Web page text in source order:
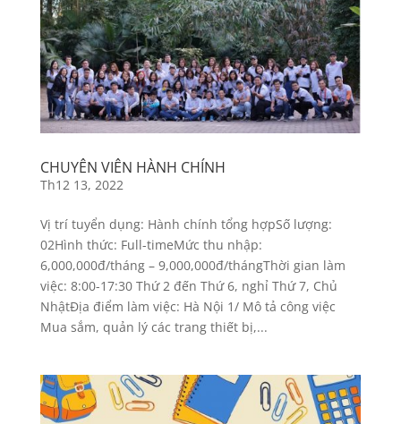
CHUYÊN VIÊN HÀNH CHÍNH
Th12 13, 2022
Vị trí tuyển dụng: Hành chính tổng hợpSố lượng:
02Hình thức: Full-timeMức thu nhập:
6,000,000đ/tháng – 9,000,000đ/thángThời gian làm
việc: 8:00-17:30 Thứ 2 đến Thứ 6, nghỉ Thứ 7, Chủ
NhậtĐịa điểm làm việc: Hà Nội 1/ Mô tả công việc
Mua sắm, quản lý các trang thiết bị,...